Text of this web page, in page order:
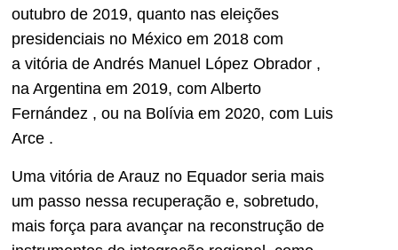
outubro de 2019, quanto nas eleições
presidenciais no México em 2018 com
a vitória de Andrés Manuel López Obrador ,
na Argentina em 2019, com Alberto
Fernández , ou na Bolívia em 2020, com Luis
Arce .
Uma vitória de Arauz no Equador seria mais
um passo nessa recuperação e, sobretudo,
mais força para avançar na reconstrução de